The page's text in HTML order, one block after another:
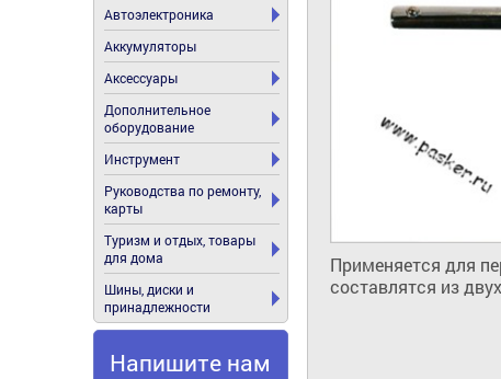
Автоэлектроника
Аккумуляторы
Аксессуары
Дополнительное
оборудование
Инструмент
Руководства по ремонту,
карты
Туризм и отдых, товары
для дома
Шины, диски и
принадлежности
Напишите нам
Применяется для
составлятся из